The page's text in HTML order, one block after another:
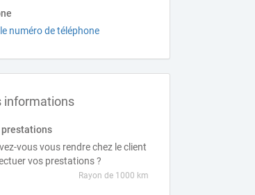
numéro de téléphone
informations
prestations
vous vous rendre chez le client
vos prestations ?
Rayon de 1000 km